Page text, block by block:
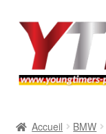
Aller
navigation
Aller
contenu
Accueil BMW